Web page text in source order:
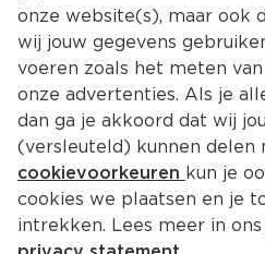
72 producten
Filter
PLUS Pesto
190 g
13
onze website(s), maar ook
wij jouw gegevens
voeren zoals het meten
onze advertenties. Als je
dan ga je akkoord dat wij
(versleuteld) kunnen delen
cookievoorkeuren kun je
cookies we plaatsen en je
intrekken. Lees meer in ons